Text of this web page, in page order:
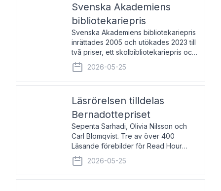
Svenska Akademiens
bibliotekariepris
Svenska Akademiens bibliotekariepris
inrättades 2005 och utökades 2023 till
två priser, ett skolbibliotekariepris och
ett folkbibliotekariepris. Priserna skall
tilldelas bibliotekarier vid svenska folk-
och skolbibliotek som gjort värdefull
2026-05-25
Läsrörelsen tilldelas
Bernadottepriset
Sepenta Sarhadi, Olivia Nilsson och
Carl Blomqvist. Tre av över 400
Läsande förebilder för Read Hour
Sverige. Foto: Michael Wall. Den ideella
föreningen Läsrörelsen tilldelas
Bernadottepriset 2026 för att den
2026-05-25